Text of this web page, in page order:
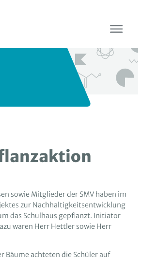
sowie Mitglieder der SMV haben im
zur Nachhaltigkeitsentwicklung
das Schulhaus gepflanzt. Initiator
waren Herr Hettler sowie Herr
Bäume achteten die Schüler auf